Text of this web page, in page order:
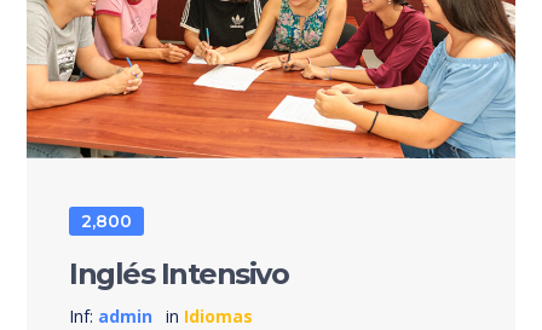
2,800
Inglés Intensivo
Inf: admin in Idiomas